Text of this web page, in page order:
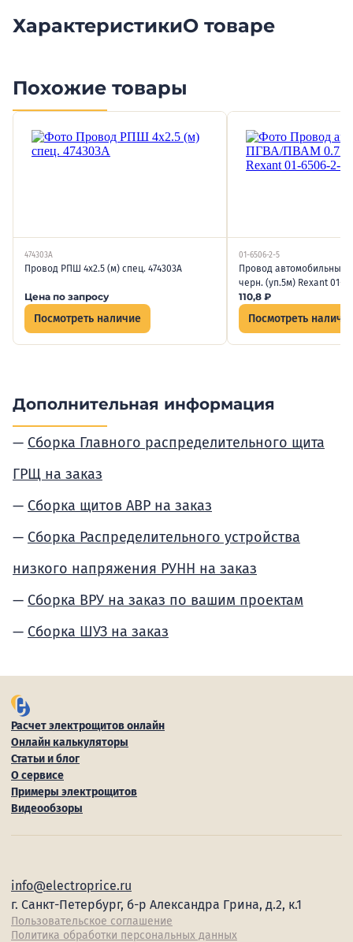
ХарактеристикиО товаре
Похожие товары
474303А
Провод РПШ 4х2.5 (м) спец. 474303А
Цена по запросу
Посмотреть наличие
01-6506-2-5
Провод автомобильный
черн. (уп.5м) Rexant 01-
110,8 ₽
Посмотреть
Дополнительная информация
Сборка Главного распределительного щита
ГРЩ на заказ
Сборка щитов АВР на заказ
Сборка Распределительного устройства
низкого напряжения РУНН на заказ
Сборка ВРУ на заказ по вашим проектам
Сборка ШУЗ на заказ
Расчет электрощитов онлайн
Онлайн калькуляторы
Статьи и блог
О сервисе
Примеры электрощитов
Видеообзоры
info@electroprice.ru
г. Санкт-Петербург, б-р Александра Грина, д.2, к.1
Пользовательское соглашение
Политика обработки персональных данных